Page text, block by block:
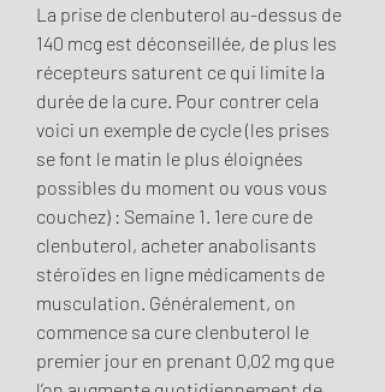
La prise de clenbuterol au-dessus de
140 mcg est déconseillée, de plus les
récepteurs saturent ce qui limite la
durée de la cure. Pour contrer cela
voici un exemple de cycle (les prises
se font le matin le plus éloignées
possibles du moment ou vous vous
couchez) : Semaine 1. 1ere cure de
clenbuterol, acheter anabolisants
stéroïdes en ligne médicaments de
musculation. Généralement, on
commence sa cure clenbuterol le
premier jour en prenant 0,02 mg que